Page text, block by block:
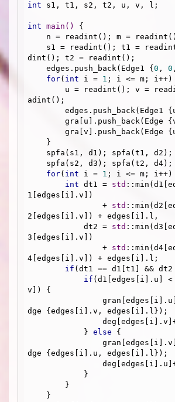
int s1, t1, s2, t2, u, v, l;
int main ()
{
dint(); t2 = readint();
    edges.push_back(Edge1 {
0 , 0
for( int i = 1 ; i <= m; i++)
adint();
for( int i = 1 ; i <= m; i++)
int dt1 = std
1[edges[i].v])
                +
std
2[edges[i].v]) + edges[i].l,
            dt2 =
std
3[edges[i].v])
                +
std
4[edges[i].v]) + edges[i].l;
if (dt1 == d1[t1] &&
if (d1[edges[i].u]
v]) {
dge {edges[i].v, edges[i].l});
            }
else {
dge {edges[i].u, edges[i].l});